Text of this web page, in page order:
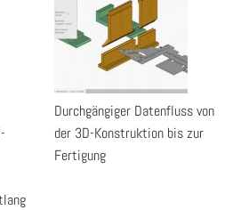
Durchgängiger Datenfluss von
der 3D-Konstruktion bis zur
Fertigung